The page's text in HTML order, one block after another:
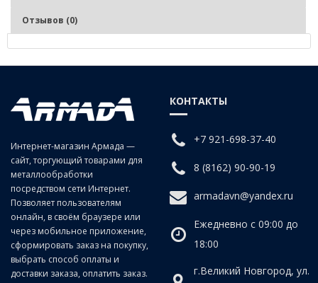
Отзывов (0)
Нарезание и калибрование метрической внутренней резьбы в
заготовках изделиях из чугунов, сталей средней и низкой
твердости, цветных сплавов.
Для сквозных отверстий.
Интернет-магазин Армада —
сайт, торгующий товарами для
металлообработки
посредством сети Интернет.
Позволяет пользователям
онлайн, в своём браузере или
через мобильное приложение,
сформировать заказ на покупку,
выбрать способ оплаты и
доставки заказа, оплатить заказ.
КОНТАКТЫ
+7 921-698-37-40
8 (8162) 90-90-19
armadavn@yandex.ru
Ежедневно с 09:00 до
18:00
г.Великий Новгород, ул.